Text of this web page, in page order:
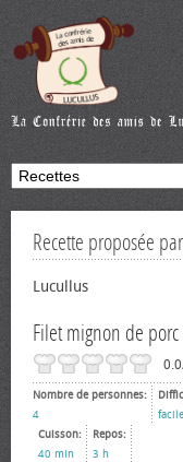
Recette proposée par
Lucullus
Filet mignon de
Nombre de personnes:
4
facile
Cuisson:
40 min
Repos:
3 h